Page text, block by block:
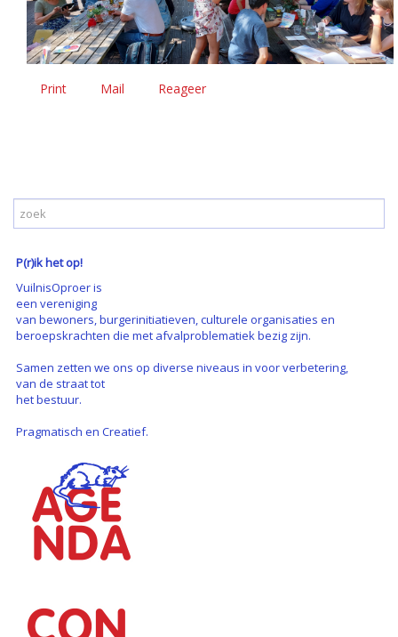
Print Mail Reageer
P(r)ik het op!
VuilnisOproer is
een vereniging
van bewoners, burgerinitiatieven, culturele organisaties en
beroepskrachten die met afvalproblematiek bezig zijn.
Samen zetten we ons op diverse niveaus in voor verbetering,
van de straat tot
het bestuur.
Pragmatisch en Creatief.